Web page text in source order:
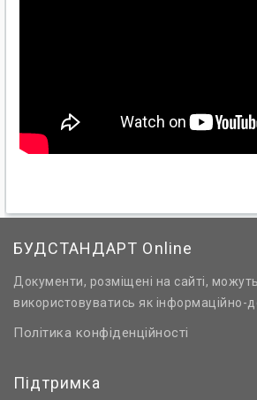
БУДСТАНДАРТ Online
Документи, розміщені на сайті, можуть
використовуватись як інформаційно-
Політика конфіденційності
Підтримка